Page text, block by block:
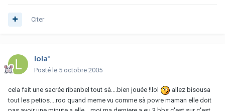
Citer
lola*
Posté le 5 octobre 2005
cela fait une sacrée ribanbel tout sà....bien jouée !!lol
allez bisousa
tout les petios....roo quand meme vu comme sà povre maman elle doit